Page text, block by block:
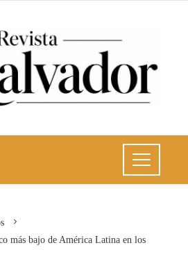
más bajo de América Latina en los